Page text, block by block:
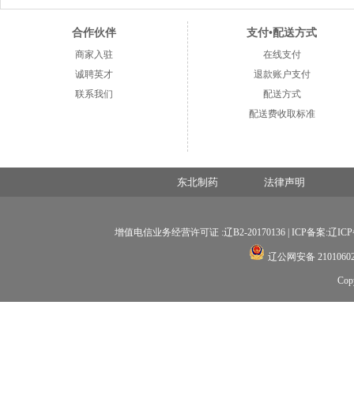
合作伙伴
商家入驻
诚聘英才
联系我们
支付•配送方式
在线支付
退款账户支付
配送方式
配送费收取标准
东北制药 法律声明
增值电信业务经营许可证 :辽B2-20170136 | ICP备案:辽
辽公网安备